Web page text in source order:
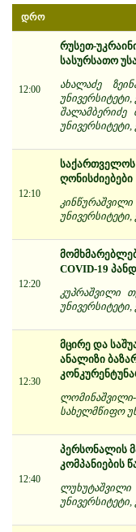
დრო
12:00
რუსეთ-
სასურსათო
ახალაძე
შალამბერიძე
12:10
საქართველოს
ღონისძიებები
12:20
COVID-19
კუპრაშვილი
12:30
მცირე და
ანალიზი
სახელმწიფო
12:40
პერსონალის
კომპანიების